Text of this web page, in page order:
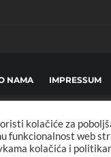
NAMA IMPRESSUM
MARKETING
kolačiće za
funkcionalnost web
kolačića i